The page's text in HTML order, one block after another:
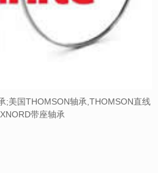
;美国THOMSON轴承,THOMSON直线
带座轴承